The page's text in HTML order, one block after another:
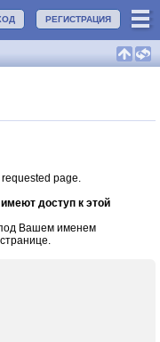
РЕГИСТРАЦИЯ
page.
доступ к этой
Вашем именем